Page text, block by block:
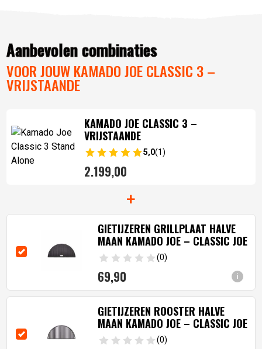
Aanbevolen combinaties
VOOR JOUW KAMADO JOE CLASSIC 3 –
VRIJSTAANDE
KAMADO JOE CLASSIC 3 –
VRIJSTAANDE
5,0(1)
2.199,00
+
i
GIETIJZEREN GRILLPLAAT HALVE
MAAN KAMADO JOE – CLASSIC JOE
(0)
69,90
GIETIJZEREN ROOSTER HALVE
MAAN KAMADO JOE – CLASSIC JOE
(0)